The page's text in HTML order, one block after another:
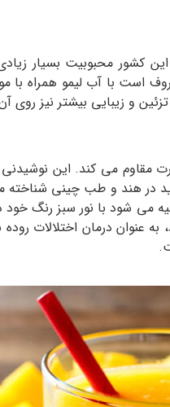
کشور محبوبیت بسیار
است با آب لیمو همراه با
و زیبایی بیشتر نیز روی
مقاوم می کند. این
در هند و طب چینی شناخته
می شود با نور سبز رنگ خود
درمان اختلالات روده